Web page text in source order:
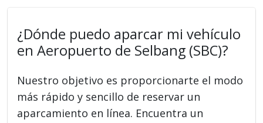
¿Dónde puedo aparcar mi vehículo
en Aeropuerto de Selbang (SBC)?
Nuestro objetivo es proporcionarte el modo
más rápido y sencillo de reservar un
aparcamiento en línea. Encuentra un